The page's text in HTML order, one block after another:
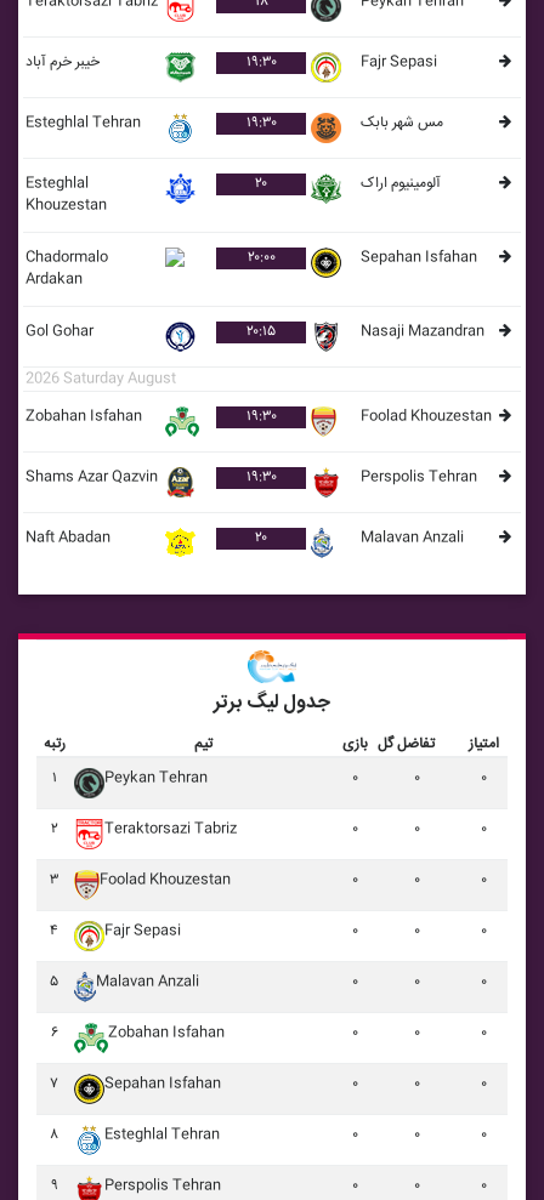
خيبر خرم آباد ۱۹:۳۰ Fajr Sepasi
Esteghlal Tehran ۱۹:۳۰ مس شهر بابک
Esteghlal
Khouzestan
۲۰ آلومينيوم اراک
Chadormalo
Ardakan
۲۰:۰۰ Sepahan Isfahan
Gol Gohar ۲۰:۱۵ Nasaji Mazandran
2026 Saturday August
Zobahan Isfahan
۱۹:۳۰ Foolad Khouzestan
Shams Azar Qazvin ۱۹:۳۰ Perspolis Tehran
Naft Abadan ۲۰ Malavan Anzali
جدول لیگ برتر
رتبه تیم بازی تفاضل گل
امتیاز
۱
Peykan Tehran ۰ ۰ ۰
۲ Teraktorsazi Tabriz ۰ ۰ ۰
۳ Foolad Khouzestan ۰ ۰ ۰
۴ Fajr Sepasi ۰ ۰ ۰
۵ Malavan Anzali ۰ ۰ ۰
۶ Zobahan Isfahan ۰ ۰ ۰
۷ Sepahan Isfahan ۰ ۰ ۰
۸ Esteghlal Tehran ۰ ۰ ۰
۹ Perspolis Tehran ۰ ۰ ۰